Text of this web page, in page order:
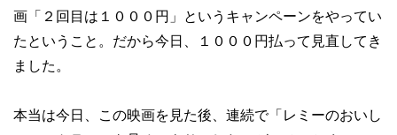
画「２回目は１０００円」というキャンペーンをやってい
たということ。だから今日、１０００円払って見直してき
ました。
本当は今日、この映画を見た後、連続で「レミーのおいし